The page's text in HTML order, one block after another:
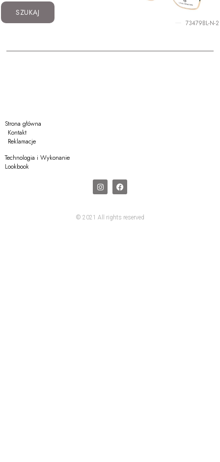
SZUKAJ
73479BL-N-2
Strona główna
Kontakt
Reklamacje
Technologia i Wykonanie
Lookbook
© 2021 All rights reserved